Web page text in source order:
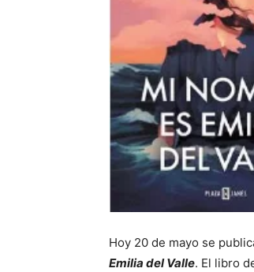
Hoy 20 de mayo se
Emilia del Valle. El libro